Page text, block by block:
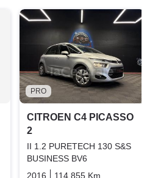
Diesel
PRO
CITROEN C4 PICASSO
2
II 1.2 PURETECH 130 S&S
BUSINESS BV6
2016
114 855 Km